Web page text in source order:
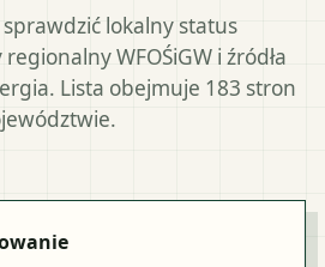
lokalny status
WFOŚiGW i źródła
Lista obejmuje 183 stron